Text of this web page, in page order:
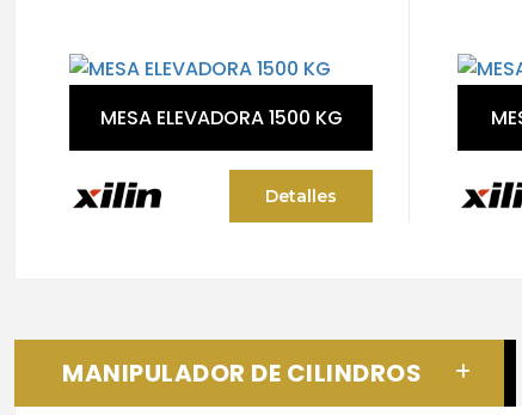
MESA ELEVADORA 1500 KG
Detalles
MANIPULADOR DE CILINDROS